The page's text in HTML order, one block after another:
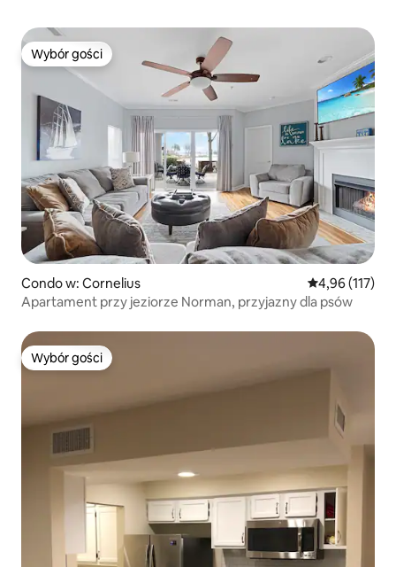
Wybór gości
Wybór gości
Condo w: Cornelius Średnia
4,96 (117)
Apartament przy jeziorze Norman, przyjazny dla psów
Wybór gości
Wybór gości